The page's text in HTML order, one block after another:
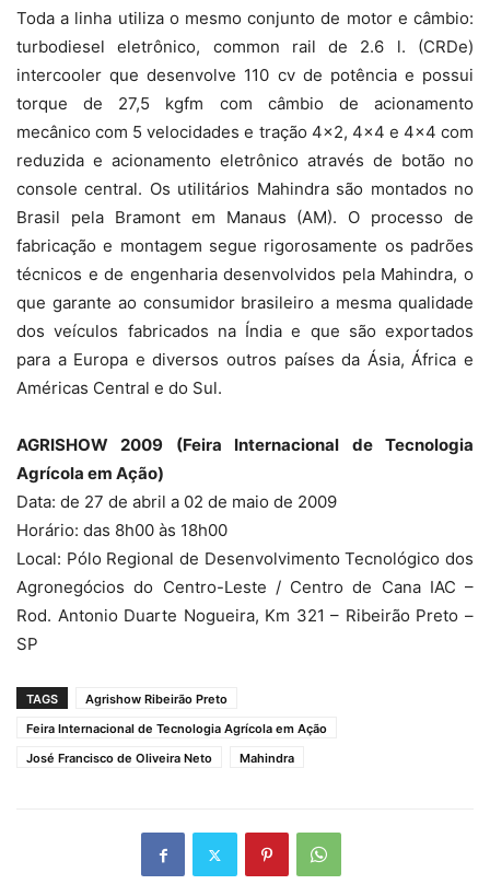
Toda a linha utiliza o mesmo conjunto de motor e câmbio:
turbodiesel eletrônico, common rail de 2.6 l. (CRDe)
intercooler que desenvolve 110 cv de potência e possui
torque de 27,5 kgfm com câmbio de acionamento
mecânico com 5 velocidades e tração 4×2, 4×4 e 4×4 com
reduzida e acionamento eletrônico através de botão no
console central. Os utilitários Mahindra são montados no
Brasil pela Bramont em Manaus (AM). O processo de
fabricação e montagem segue rigorosamente os padrões
técnicos e de engenharia desenvolvidos pela Mahindra, o
que garante ao consumidor brasileiro a mesma qualidade
dos veículos fabricados na Índia e que são exportados
para a Europa e diversos outros países da Ásia, África e
Américas Central e do Sul.
AGRISHOW 2009 (Feira Internacional de Tecnologia
Agrícola em Ação)
Data: de 27 de abril a 02 de maio de 2009
Horário: das 8h00 às 18h00
Local: Pólo Regional de Desenvolvimento Tecnológico dos
Agronegócios do Centro-Leste / Centro de Cana IAC –
Rod. Antonio Duarte Nogueira, Km 321 – Ribeirão Preto –
SP
TAGS
Agrishow Ribeirão Preto
Feira Internacional de Tecnologia Agrícola em Ação
José Francisco de Oliveira Neto
Mahindra